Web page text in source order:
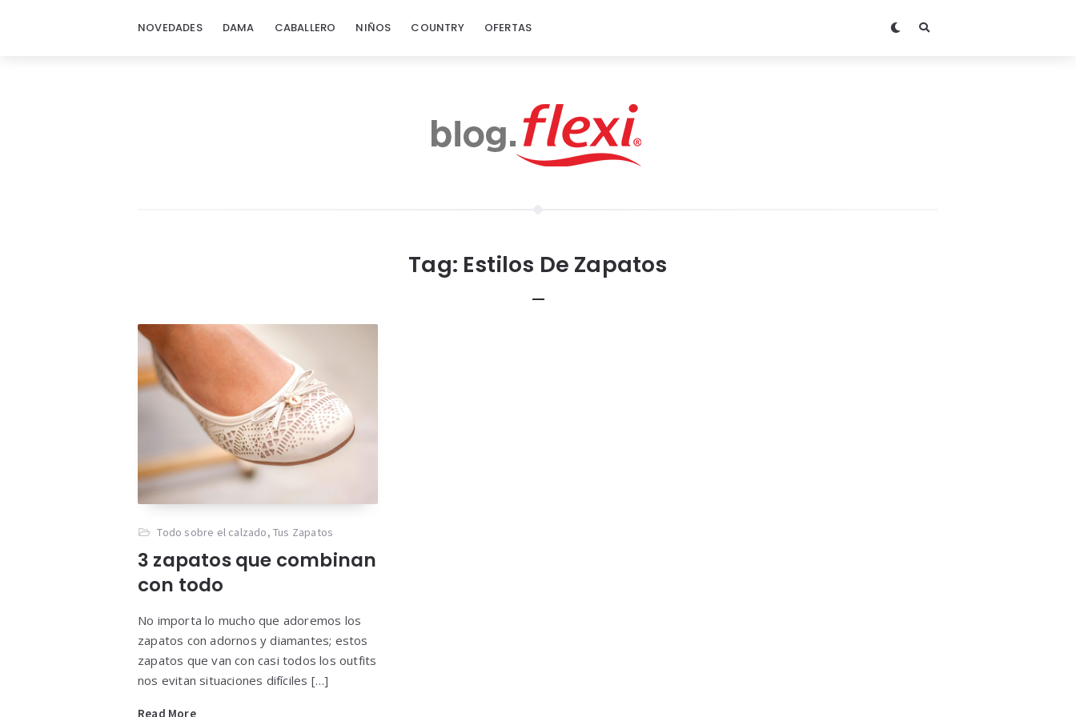
NOVEDADES DAMA CABALLERO NIÑOS COUNTRY OFERTAS
Tag: Estilos De Zapatos
Todo sobre el calzado,Tus Zapatos
3 zapatos que combinan
con todo
No importa lo mucho que adoremos los
zapatos con adornos y diamantes; estos
zapatos que van con casi todos los outfits
nos evitan situaciones difíciles […]
Read More